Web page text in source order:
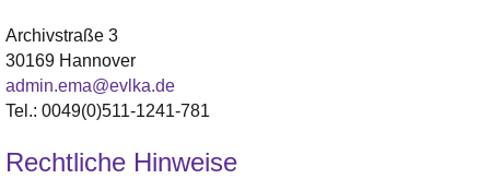
Archivstraße 3
30169 Hannover
admin.ema@evlka.de
Tel.: 0049(0)511-1241-781
Rechtliche Hinweise